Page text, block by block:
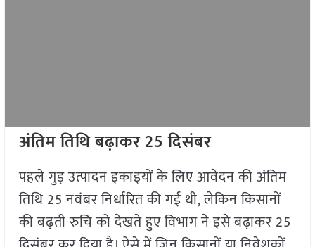
अंतिम तिथि बढ़ाकर 25 दिसंबर
पहले गुड़ उत्पादन इकाइयों के लिए आवेदन की अंतिम
तिथि 25 नवंबर निर्धारित की गई थी, लेकिन किसानों
की बढ़ती रुचि को देखते हुए विभाग ने इसे बढ़ाकर 25